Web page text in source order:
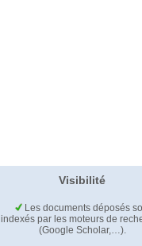
Visibilité
Les documents déposés
indexés par les moteurs de
(Google Scholar,…).